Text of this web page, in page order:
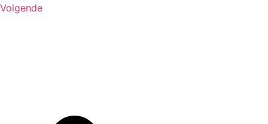
Volgende